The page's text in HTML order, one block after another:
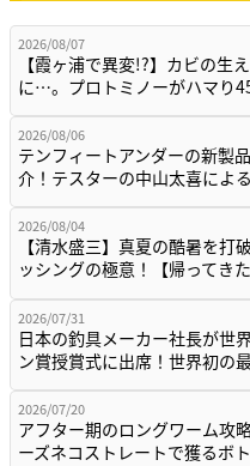
2026/08/07
【霞ヶ浦で異変!?】カビの生
に…。プロトミノーがハマり
2026/08/06
テンフィートアンダーの新製
介！テスターの中山太喜によ
2026/08/04
【清水盛三】真夏の酷暑を打
ッシングの極意！【帰ってき
2026/07/31
日本の釣具メーカー社長が世
ン賞授賞式に出席！世界初の
2026/07/20
アフター期のロングワーム攻
ーズネコストレートで獲るボ